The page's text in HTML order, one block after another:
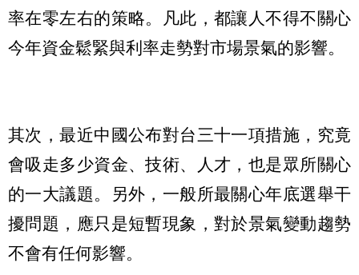
率在零左右的策略。凡此，都讓人不得不關心
今年資金鬆緊與利率走勢對市場景氣的影響。
其次，最近中國公布對台三十一項措施，究竟
會吸走多少資金、技術、人才，也是眾所關心
的一大議題。另外，一般所最關心年底選舉干
擾問題，應只是短暫現象，對於景氣變動趨勢
不會有任何影響。